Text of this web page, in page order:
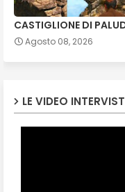
CASTIGLIONE DI
Agosto 08, 2026
LE VIDEO